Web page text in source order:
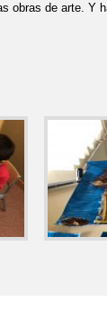
obras de arte. Y